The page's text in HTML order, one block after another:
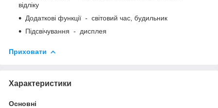
відліку
Додаткові функції - світовий час, будильник
Підсвічування - дисплея
Приховати
Характеристики
Основні